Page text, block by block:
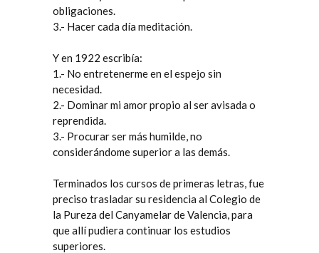
obligaciones.
3.- Hacer cada día meditación.
Y en 1922 escribía:
1.- No entretenerme en el espejo sin
necesidad.
2.- Dominar mi amor propio al ser avisada o
reprendida.
3.- Procurar ser más humilde, no
considerándome superior a las demás.
Terminados los cursos de primeras letras, fue
preciso trasladar su residencia al Colegio de
la Pureza del Canyamelar de Valencia, para
que allí pudiera continuar los estudios
superiores.